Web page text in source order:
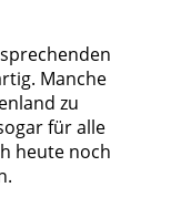
Manche
zu
für alle
heute noch